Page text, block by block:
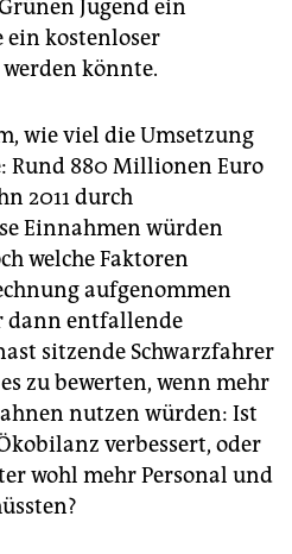
Jugend ein
ein kostenloser
könnte.
wie viel die Umsetzung
Rund 880 Millionen Euro
2011 durch
Einnahmen würden
welche Faktoren
aufgenommen
dann entfallende
sitzende Schwarzfahrer
zu bewerten, wenn mehr
nutzen würden: Ist
verbessert, oder
wohl mehr Personal und